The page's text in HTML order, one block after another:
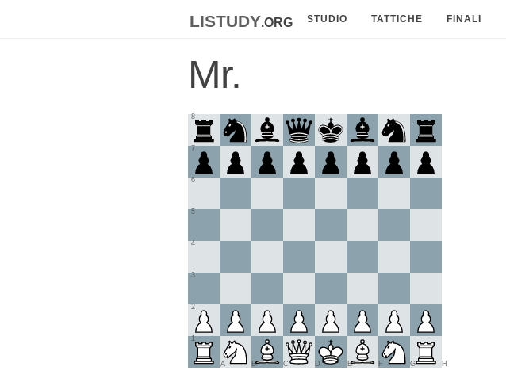
listudy.org STUDIO TATTICHE FINALI
Mr.
1
2
3
4
5
6
7
8
A B C D E F G H